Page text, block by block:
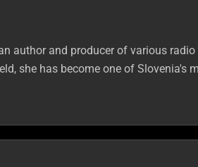
author and producer of various radio
she has become one of Slovenia's